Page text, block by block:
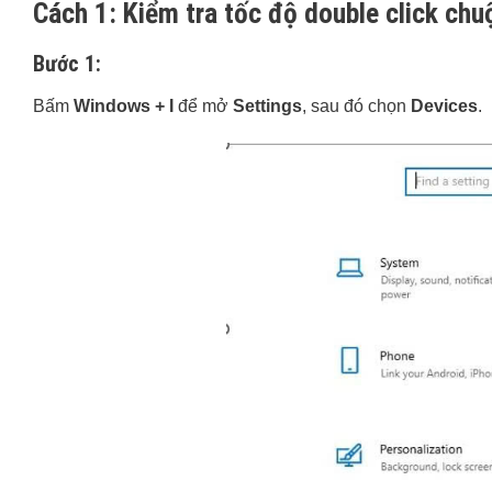
Cách 1: Kiểm tra tốc độ double click
Bước 1:
Bấm Windows + I để mở Settings, sau đó chọn Devices.